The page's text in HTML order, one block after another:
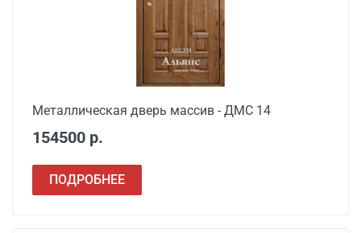
Металлическая дверь массив - ДМС 14
154500 р.
ПОДРОБНЕЕ